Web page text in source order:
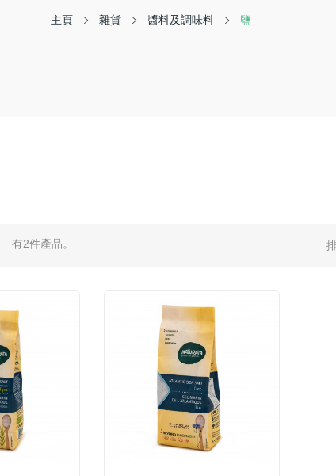
主頁 雜貨 醬料及調味料 鹽
有2件產品。